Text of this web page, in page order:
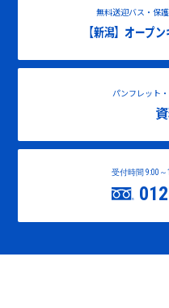
無料送迎バス・保
【新潟】オープ
パンフレット
受付時間 9:00～